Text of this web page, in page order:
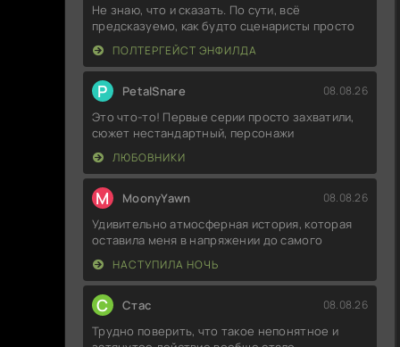
Не знаю, что и сказать. По сути, всё
предсказуемо, как будто сценаристы просто
ПОЛТЕРГЕЙСТ ЭНФИЛДА
P PetalSnare 08.08.26
Это что-то! Первые серии просто захватили,
сюжет нестандартный, персонажи
ЛЮБОВНИКИ
M MoonyYawn 08.08.26
Удивительно атмосферная история, которая
оставила меня в напряжении до самого
НАСТУПИЛА НОЧЬ
С Стас 08.08.26
Трудно поверить, что такое непонятное и